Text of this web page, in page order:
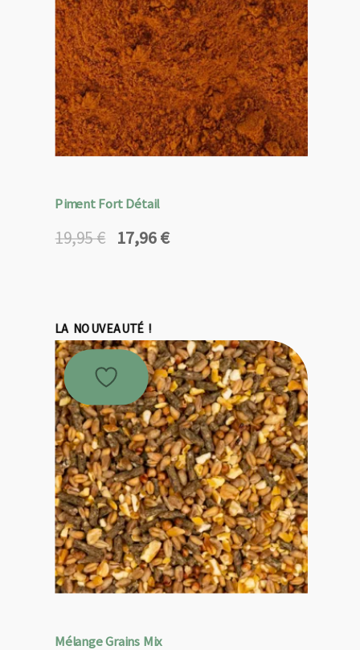
Piment Fort Détail
19,95€
Le
19,95 €.
17,96€
Le
17,96 €.
LA NOUVEAUTÉ !
Mélange Grains Mix